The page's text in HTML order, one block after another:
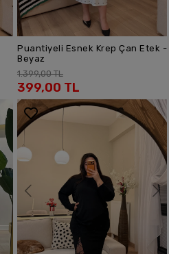
SEPETE EKLE
Puantiyeli Esnek Krep Çan Etek -
Beyaz
1.399,00 TL
399,00 TL